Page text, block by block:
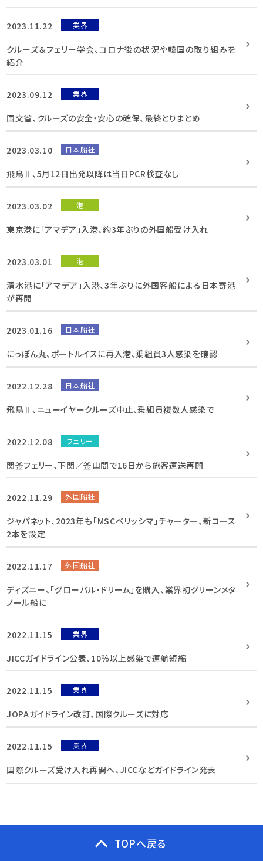
2023.11.22 業界
クルーズ＆フェリー学会、コロナ後の状況や韓国の取り組みを
紹介
2023.09.12 業界
国交省、クルーズの安全・安心の確保、最終とりまとめ
2023.03.10 日本船社
飛鳥Ⅱ、5月12日出発以降は当日PCR検査なし
2023.03.02 港
東京港に「アマデア」入港、約3年ぶりの外国船受け入れ
2023.03.01 港
清水港に「アマデア」入港、3年ぶりに外国客船による日本寄港
が再開
2023.01.16 日本船社
にっぽん丸、ポートルイスに再入港、乗組員3人感染を確認
2022.12.28 日本船社
飛鳥Ⅱ、ニューイヤークルーズ中止、乗組員複数人感染で
2022.12.08 フェリー
関釜フェリー、下関／釜山間で16日から旅客運送再開
2022.11.29 外国船社
ジャパネット、2023年も「MSCベリッシマ」チャーター、新コース
2本を設定
2022.11.17 外国船社
ディズニー、「グローバル・ドリーム」を購入、業界初グリーンメタ
ノール船に
2022.11.15 業界
JICCガイドライン公表、10％以上感染で運航短縮
2022.11.15 業界
JOPAガイドライン改訂、国際クルーズに対応
2022.11.15 業界
国際クルーズ受け入れ再開へ、JICCなどガイドライン発表
TOPへ戻る